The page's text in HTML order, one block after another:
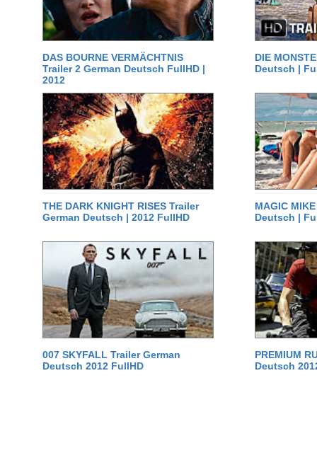
DAS BOURNE VERMÄCHTNIS
Trailer 2 German Deutsch FullHD |
2012
DIE
Deutsch |
THE DARK KNIGHT RISES Trailer
German Deutsch | 2012 FullHD
MAGIC
Deutsch |
007 SKYFALL Trailer German
Deutsch 2012 FullHD
PREMIUM
Deutsch